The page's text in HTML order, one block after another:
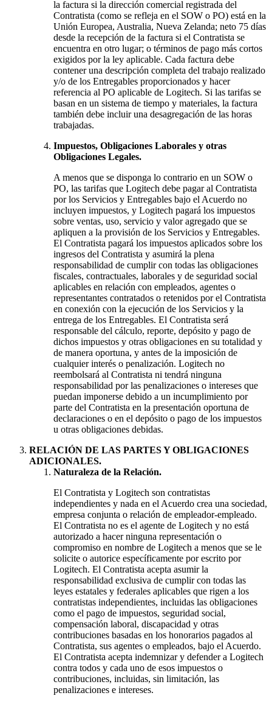
la factura si la dirección comercial registrada del
Contratista (como se refleja en el SOW o PO) está en la
Unión Europea, Australia, Nueva Zelanda; neto 75 días
desde la recepción de la factura si el Contratista se
encuentra en otro lugar; o términos de pago más cortos
exigidos por la ley aplicable. Cada factura debe
contener una descripción completa del trabajo realizado
y/o de los Entregables proporcionados y hacer
referencia al PO aplicable de Logitech. Si las tarifas se
basan en un sistema de tiempo y materiales, la factura
también debe incluir una desagregación de las horas
trabajadas.
Impuestos, Obligaciones Laborales y otras
Obligaciones Legales.
A menos que se disponga lo contrario en un SOW o
PO, las tarifas que Logitech debe pagar al Contratista
por los Servicios y Entregables bajo el Acuerdo no
incluyen impuestos, y Logitech pagará los impuestos
sobre ventas, uso, servicio y valor agregado que se
apliquen a la provisión de los Servicios y Entregables.
El Contratista pagará los impuestos aplicados sobre los
ingresos del Contratista y asumirá la plena
responsabilidad de cumplir con todas las obligaciones
fiscales, contractuales, laborales y de seguridad social
aplicables en relación con empleados, agentes o
representantes contratados o retenidos por el Contratista
en conexión con la ejecución de los Servicios y la
entrega de los Entregables. El Contratista será
responsable del cálculo, reporte, depósito y pago de
dichos impuestos y otras obligaciones en su totalidad y
de manera oportuna, y antes de la imposición de
cualquier interés o penalización. Logitech no
reembolsará al Contratista ni tendrá ninguna
responsabilidad por las penalizaciones o intereses que
puedan imponerse debido a un incumplimiento por
parte del Contratista en la presentación oportuna de
declaraciones o en el depósito o pago de los impuestos
u otras obligaciones debidas.
RELACIÓN DE LAS PARTES Y OBLIGACIONES
ADICIONALES.
Naturaleza de la Relación.
El Contratista y Logitech son contratistas
independientes y nada en el Acuerdo crea una sociedad,
empresa conjunta o relación de empleador-empleado.
El Contratista no es el agente de Logitech y no está
autorizado a hacer ninguna representación o
compromiso en nombre de Logitech a menos que se le
solicite o autorice específicamente por escrito por
Logitech. El Contratista acepta asumir la
responsabilidad exclusiva de cumplir con todas las
leyes estatales y federales aplicables que rigen a los
contratistas independientes, incluidas las obligaciones
como el pago de impuestos, seguridad social,
compensación laboral, discapacidad y otras
contribuciones basadas en los honorarios pagados al
Contratista, sus agentes o empleados, bajo el Acuerdo.
El Contratista acepta indemnizar y defender a Logitech
contra todos y cada uno de esos impuestos o
contribuciones, incluidas, sin limitación, las
penalizaciones e intereses.